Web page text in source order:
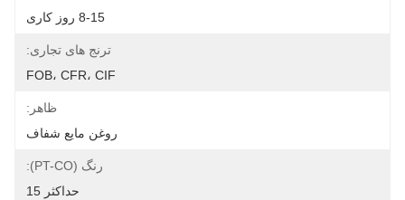
8-15 روز کاری
ترنج های تجاری:
FOB، CFR، CIF
ظاهر:
روغن مایع شفاف
رنگ (PT-CO):
حداکثر 15